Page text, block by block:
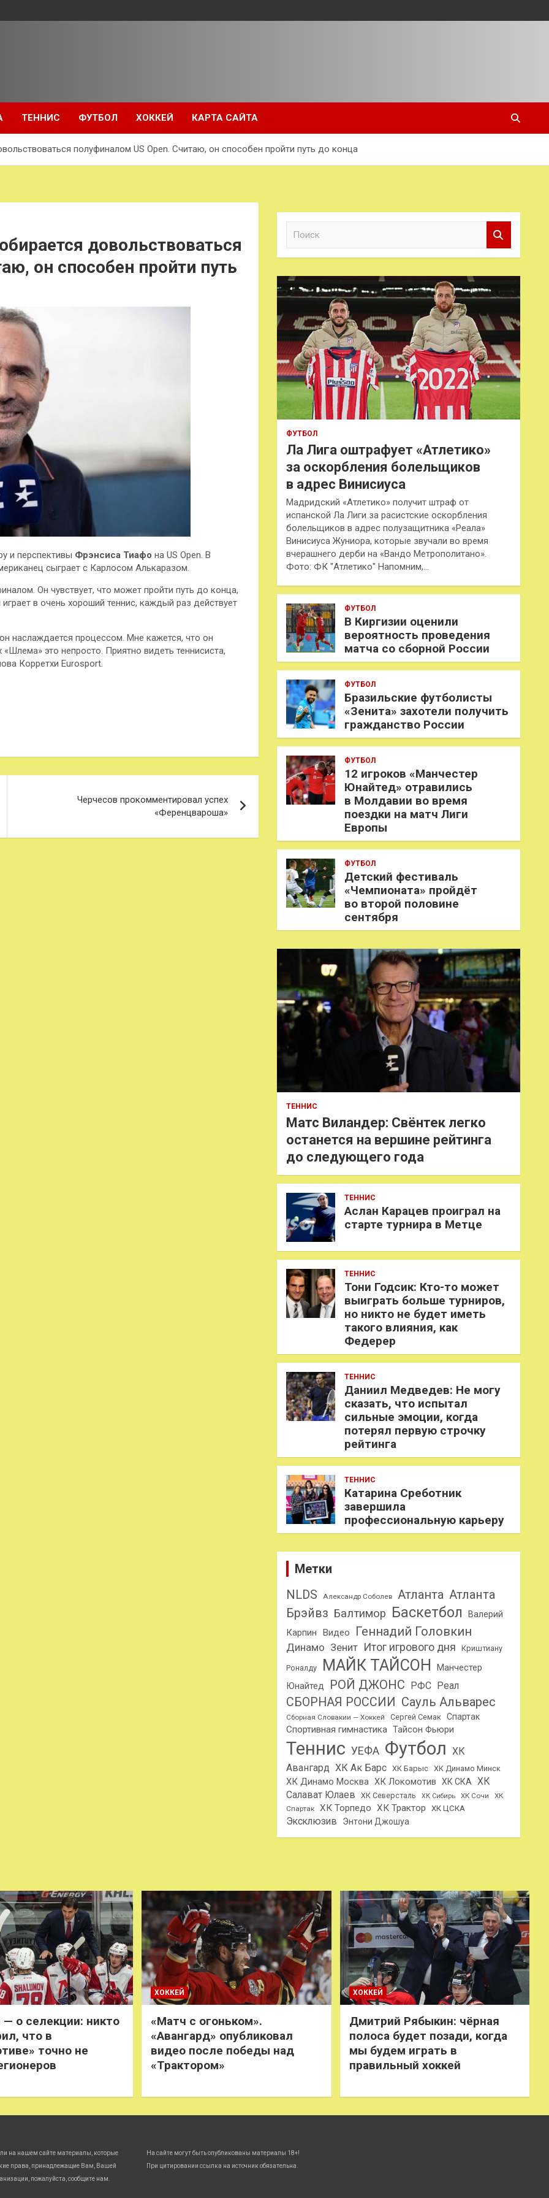
ТЕННИС ФУТБОЛ ХОККЕЙ КАРТА САЙТА
полуфиналом US Open. Считаю, он способен пройти путь до конца
довольствоваться
он способен пройти путь
и перспективы Фрэнсиса Тиафо на US Open. В
сыграет с Карлосом Алькаразом.
Он чувствует, что может пройти путь до конца,
в очень хороший теннис, каждый раз действует
наслаждается процессом. Мне кажется, что он
это непросто. Приятно видеть теннисиста,
Корретхи Eurosport.
Черчесов прокомментировал успех
«Ференцвароша»
к
ФУТБОЛ
Ла Лига оштрафует «Атлетико»
за оскорбления болельщиков
в адрес Винисиуса
Мадридский «Атлетико» получит штраф от
испанской Ла Лиги за расистские оскорбления
болельщиков в адрес полузащитника «Реала»
Винисиуса Жуниора, которые звучали во время
вчерашнего дерби на «Вандо Метрополитано».
Фото: ФК "Атлетико" Напомним,…
ФУТБОЛ
В Киргизии оценили
вероятность проведения
матча со сборной России
ФУТБОЛ
Бразильские футболисты
«Зенита» захотели получить
гражданство России
ФУТБОЛ
12 игроков «Манчестер
Юнайтед» отравились
в Молдавии во время
поездки на матч Лиги
Европы
ФУТБОЛ
Детский фестиваль
«Чемпионата» пройдёт
во второй половине
сентября
ТЕННИС
Матс Виландер: Свёнтек легко
останется на вершине рейтинга
до следующего года
ТЕННИС
Аслан Карацев проиграл на
старте турнира в Метце
ТЕННИС
Тони Годсик: Кто-то может
выиграть больше турниров,
но никто не будет иметь
такого влияния, как
Федерер
ТЕННИС
Даниил Медведев: Не могу
сказать, что испытал
сильные эмоции, когда
потерял первую строчку
рейтинга
ТЕННИС
Катарина Среботник
завершила
профессиональную карьеру
Метки
NLDS
Александр Соболев Атланта Атланта
Брэйвз Балтимор Баскетбол
Валерий
Карпин
Видео Геннадий Головкин
Динамо Зенит Итог игрового дня Криштиану
Роналду МАЙК ТАЙСОН
Манчестер
Юнайтед
РОЙ ДЖОНС РФС Реал
СБОРНАЯ РОССИИ Сауль Альварес
Сборная Словакии — Хоккей Сергей Семак Спартак
Спортивная гимнастика Тайсон Фьюри
Теннис УЕФА Футбол ХК
Авангард ХК Ак Барс ХК Барыс ХК Динамо Минск
ХК Динамо Москва ХК Локомотив ХК СКА
ХК
Салават Юлаев
ХК Северсталь ХК Сибирь ХК Сочи
ХК
Спартак
ХК Торпедо ХК Трактор ХК ЦСКА
Эксклюзив Энтони Джошуа
— о селекции: никто
что в
точно не
ХОККЕЙ
«Матч с огоньком».
«Авангард» опубликовал
видео после победы над
«Трактором»
ХОККЕЙ
Дмитрий Рябыкин: чёрная
полоса будет позади, когда
мы будем играть в
правильный хоккей
на нашем сайте материалы, которые
права, принадлежащие Вам, Вашей
пожалуйста, сообщите нам.
На сайте могут быть опубликованы материалы 18+!
При цитировании ссылка на источник обязательна.